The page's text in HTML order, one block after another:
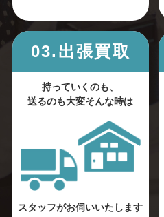
03.出張買取
持っていくのも、
送るのも大変そんな時は
スタッフがお伺いいたします